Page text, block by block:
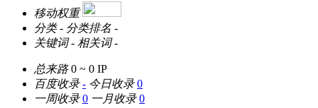
移动权重
分类 - 分类排名 -
关键词 - 相关词 -
总来路 0 ~ 0 IP
百度收录 - 今日收录 0
一周收录 0 一月收录 0